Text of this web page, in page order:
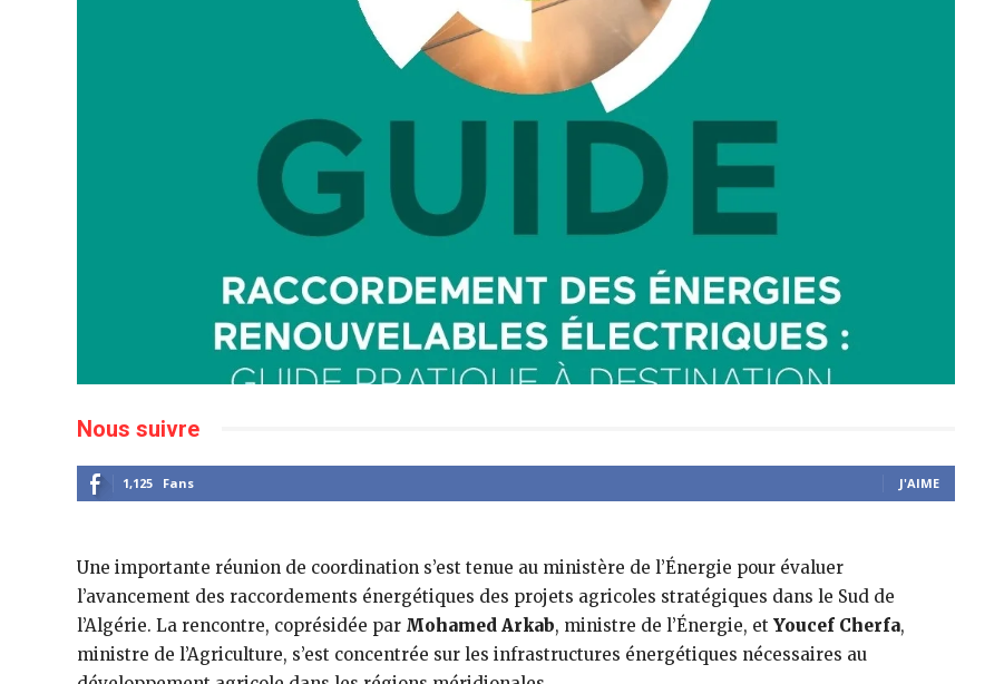
Nous suivre
1,125 Fans J'AIME
Une importante réunion de coordination s’est tenue au ministère de l’Énergie pour évaluer
l’avancement des raccordements énergétiques des projets agricoles stratégiques dans le Sud de
l’Algérie. La rencontre, coprésidée par Mohamed Arkab, ministre de l’Énergie, et Youcef Cherfa,
ministre de l’Agriculture, s’est concentrée sur les infrastructures énergétiques nécessaires au